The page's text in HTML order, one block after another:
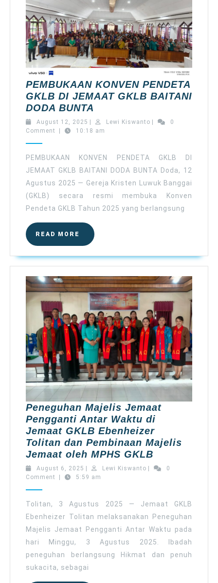
tentang
Alkitab
Terjemahan
Baru
edisi
ke
2,
Sosialisasi
PEMBUKAAN KONVEN PENDETA
GKLB DI JEMAAT GKLB BAITANI
DODA BUNTA
KONVEN
PENDETA
DI
JEMAAT
GKLB
BAITANI
DODA
BUNTA
August 12, 2025 August
12,
Lewi KiswantoLewi
0
Comment
10:18 am
PEMBUKAAN KONVEN PENDETA GKLB DI
JEMAAT GKLB BAITANI DODA BUNTA Doda, 12
Agustus 2025 — Gereja Kristen Luwuk Banggai
(GKLB) secara resmi membuka Konven
Pendeta GKLB Tahun 2025 yang berlangsung
READ MORE
READ
MORE
Peneguhan Majelis Jemaat
Pengganti Antar Waktu di
Jemaat GKLB Ebenheizer
Tolitan dan Pembinaan Majelis
Jemaat oleh MPHS GKLB
Majelis
Antar
Waktu
di
Jemaat
GKLB
Ebenheizer
August 6, 2025 August
6,
Lewi KiswantoLewi
0
Comment
5:59 am
Tolitan, 3 Agustus 2025 — Jemaat GKLB
Ebenheizer Tolitan melaksanakan Peneguhan
Majelis Jemaat Pengganti Antar Waktu pada
hari Minggu, 3 Agustus 2025. Ibadah
peneguhan berlangsung Hikmat dan penuh
sukacita, sebagai